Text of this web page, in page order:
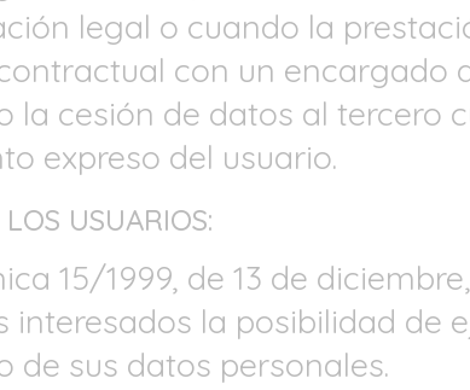
legal o cuando la
con un encargado
la cesión de datos al tercero
expreso del usuario.
USUARIOS:
15/1999, de 13 de
interesados la posibilidad de
de sus datos personales.